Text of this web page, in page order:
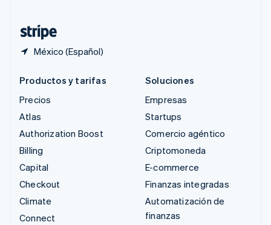
México (Español)
Productos y tarifas
Precios
Atlas
Authorization Boost
Billing
Capital
Checkout
Climate
Connect
Soluciones
Empresas
Startups
Comercio agéntico
Criptomoneda
E-commerce
Finanzas integradas
Automatización de
finanzas